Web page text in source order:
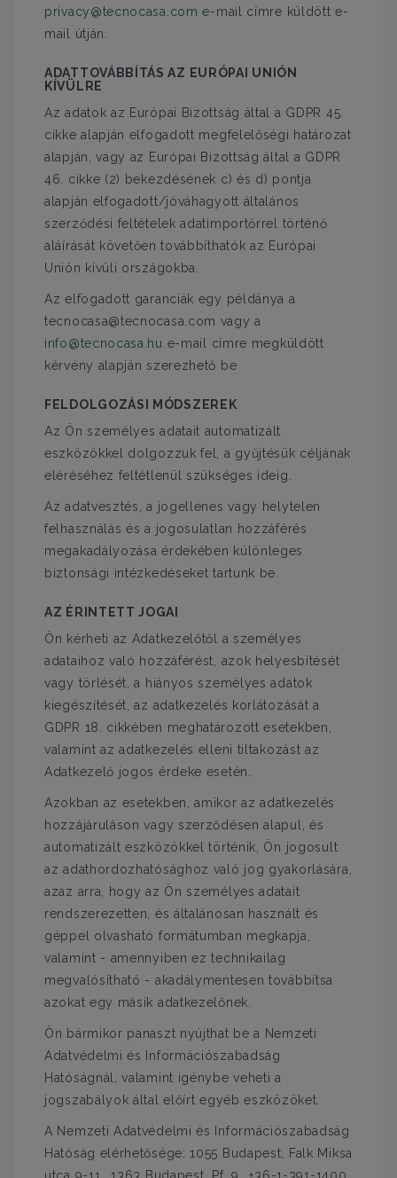
privacy@tecnocasa.com e-mail címre küldött e-
mail útján.
ADATTOVÁBBÍTÁS AZ EURÓPAI UNIÓN
KÍVÜLRE
Az adatok az Európai Bizottság által a GDPR 45.
cikke alapján elfogadott megfelelőségi határozat
alapján, vagy az Európai Bizottság által a GDPR
46. cikke (2) bekezdésének c) és d) pontja
alapján elfogadott/jóváhagyott általános
szerződési feltételek adatimportőrrel történő
aláírását követően továbbíthatók az Európai
Unión kívüli országokba.
Az elfogadott garanciák egy példánya a
tecnocasa@tecnocasa.com vagy a
info@tecnocasa.hu e-mail címre megküldött
kérvény alapján szerezhető be
FELDOLGOZÁSI MÓDSZEREK
Az Ön személyes adatait automatizált
eszközökkel dolgozzuk fel, a gyűjtésük céljának
eléréséhez feltétlenül szükséges ideig.
Az adatvesztés, a jogellenes vagy helytelen
felhasználás és a jogosulatlan hozzáférés
megakadályozása érdekében különleges
biztonsági intézkedéseket tartunk be.
AZ ÉRINTETT JOGAI
Ön kérheti az Adatkezelőtől a személyes
adataihoz való hozzáférést, azok helyesbítését
vagy törlését, a hiányos személyes adatok
kiegészítését, az adatkezelés korlátozását a
GDPR 18. cikkében meghatározott esetekben,
valamint az adatkezelés elleni tiltakozást az
Adatkezelő jogos érdeke esetén.
Azokban az esetekben, amikor az adatkezelés
hozzájáruláson vagy szerződésen alapul, és
automatizált eszközökkel történik, Ön jogosult
az adathordozhatósághoz való jog gyakorlására,
azaz arra, hogy az Ön személyes adatait
rendszerezetten, és általánosan használt és
géppel olvasható formátumban megkapja,
valamint - amennyiben ez technikailag
megvalósítható - akadálymentesen továbbítsa
azokat egy másik adatkezelőnek.
Ön bármikor panaszt nyújthat be a Nemzeti
Adatvédelmi és Információszabadság
Hatóságnál, valamint igénybe veheti a
jogszabályok által előírt egyéb eszközöket.
A Nemzeti Adatvédelmi és Információszabadság
Hatóság elérhetősége: 1055 Budapest, Falk Miksa